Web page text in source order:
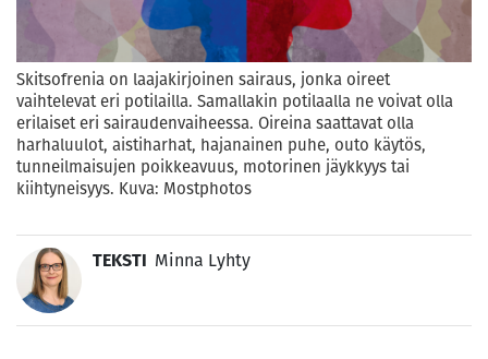
Skitsofrenia on laajakirjoinen sairaus, jonka oireet
vaihtelevat eri potilailla. Samallakin potilaalla ne voivat olla
erilaiset eri sairaudenvaiheessa. Oireina saattavat olla
harhaluulot, aistiharhat, hajanainen puhe, outo käytös,
tunneilmaisujen poikkeavuus, motorinen jäykkyys tai
kiihtyneisyys. Kuva: Mostphotos
TEKSTI Minna Lyhty